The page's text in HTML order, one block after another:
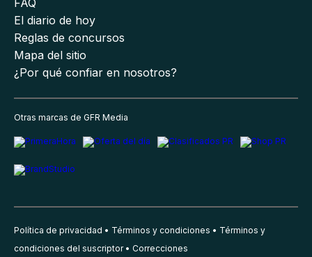
El diario de hoy
Reglas de concursos
Mapa del sitio
¿Por qué confiar en nosotros?
Otras marcas de GFR Media
Política de privacidad Términos y condiciones
Términos y
condiciones del suscriptor
Correcciones